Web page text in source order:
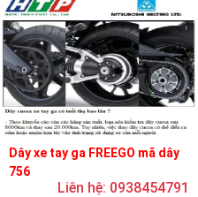
Dây xe tay ga FREEGO mã dây
756
Liên hệ: 0938454791